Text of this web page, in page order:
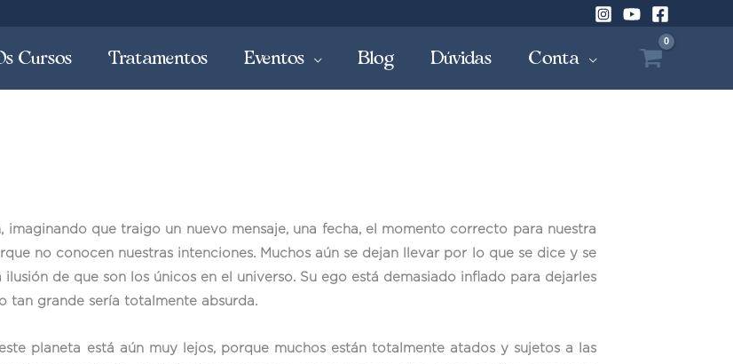
Cursos Tratamentos Eventos Blog Dúvidas Conta
que traigo un nuevo mensaje, una fecha, el momento correcto para nuestra
no conocen nuestras intenciones. Muchos aún se dejan llevar por lo que se dice y se
de que son los únicos en el universo. Su ego está demasiado inflado para dejarles
tan grande sería totalmente absurda.
planeta está aún muy lejos, porque muchos están totalmente atados y sujetos a las